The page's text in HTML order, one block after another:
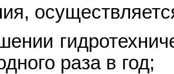
раза в год;